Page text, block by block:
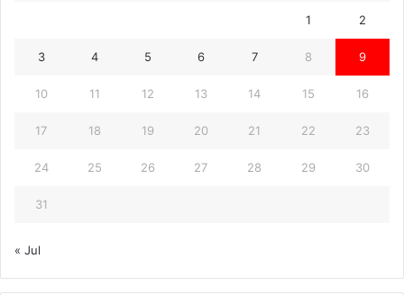
1 2
3 4 5 6 7 8 9
10 11 12 13 14 15 16
17 18 19 20 21 22 23
24 25 26 27 28 29 30
31
« Jul